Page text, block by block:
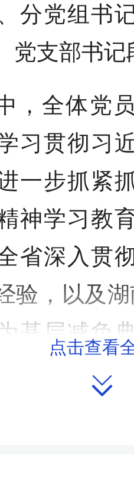
分党组书
党支部书记
，全体党
习贯彻习
一步抓紧
神学习教
省深入贯
验，以及
基层减负
。党员干
点击查看
